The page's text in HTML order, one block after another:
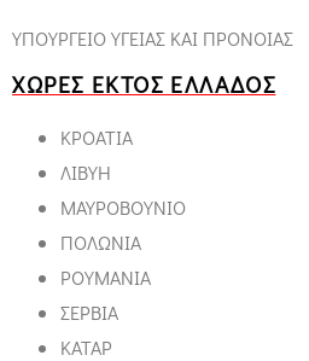
ΥΠΟΥΡΓΕΙΟ ΥΓΕΙΑΣ ΚΑΙ ΠΡΟΝΟΙΑΣ
ΧΩΡΕΣ ΕΚΤΟΣ ΕΛΛΑΔΟΣ
ΚΡΟΑΤΙΑ
ΛΙΒΥΗ
ΜΑΥΡΟΒΟΥΝΙΟ
ΠΟΛΩΝΙΑ
ΡΟΥΜΑΝΙΑ
ΣΕΡΒΙΑ
ΚΑΤΑΡ